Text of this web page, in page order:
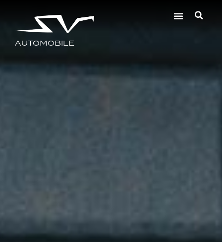
AUTOMOBILE